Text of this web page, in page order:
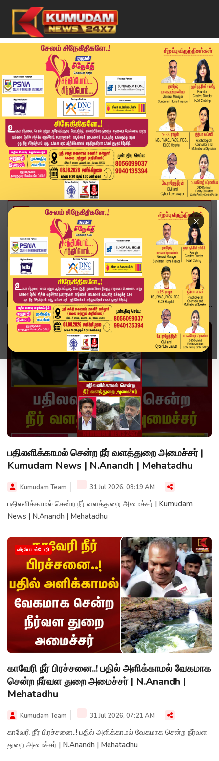
×
Home Topics
வீடியோ ஸ்டோரி
பதிலளிக்காமல் சென்ற நீர் வளத்துறை அமைச்சர் |
Kumudam News | N.Anandh | Mehatadhu
Kumudam Team 31 Jul 2026, 08:19 AM
பதிலளிக்காமல் சென்ற நீர் வளத்துறை அமைச்சர் | Kumudam
News | N.Anandh | Mehatadhu
வீடியோ ஸ்டோரி
காவேரி நீர் பிரச்சனை..! பதில் அளிக்காமல் வேகமாக
சென்ற நீர்வள துறை அமைச்சர் | N.Anandh |
Mehatadhu
Kumudam Team 31 Jul 2026, 07:21 AM
காவேரி நீர் பிரச்சனை..! பதில் அளிக்காமல் வேகமாக சென்ற நீர்வள
துறை அமைச்சர் | N.Anandh | Mehatadhu